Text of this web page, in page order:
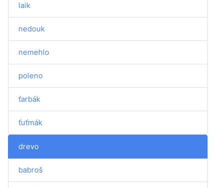
laik
nedouk
nemehlo
poleno
ťarbák
ťuťmák
drevo
babroš